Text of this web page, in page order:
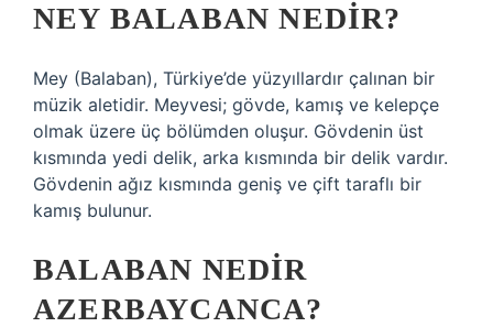
NEY BALABAN NEDIR?
Mey (Balaban), Türkiye’de yüzyıllardır çalınan bir
müzik aletidir. Meyvesi; gövde, kamış ve kelepçe
olmak üzere üç bölümden oluşur. Gövdenin üst
kısmında yedi delik, arka kısmında bir delik vardır.
Gövdenin ağız kısmında geniş ve çift taraflı bir
kamış bulunur.
BALABAN NEDIR
AZERBAYCANCA?